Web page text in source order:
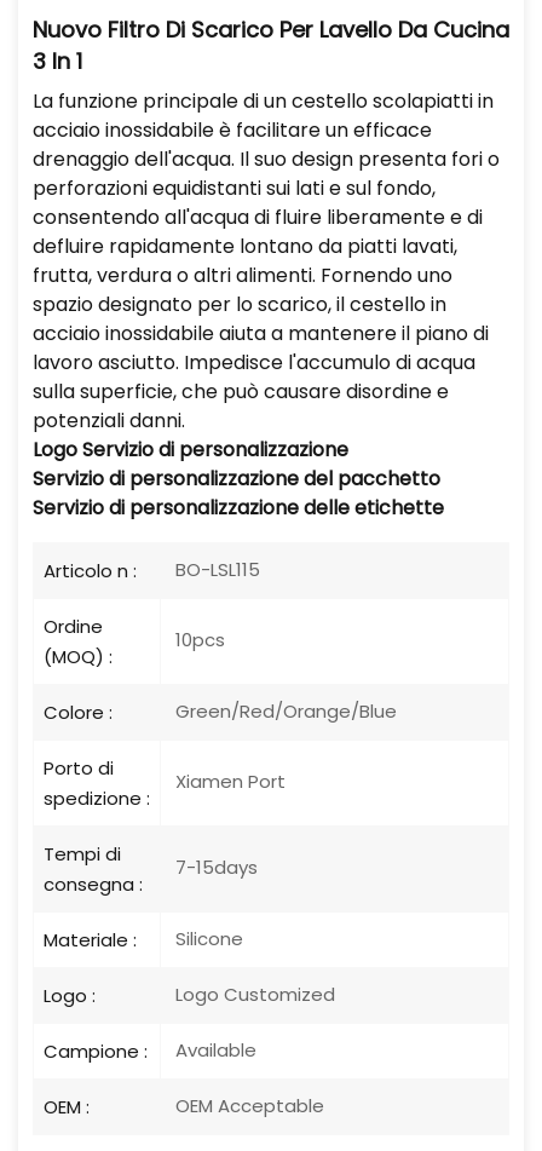
Nuovo Filtro Di Scarico Per Lavello Da Cucina
3 In 1
La funzione principale di un cestello scolapiatti in
acciaio inossidabile è facilitare un efficace
drenaggio dell'acqua. Il suo design presenta fori o
perforazioni equidistanti sui lati e sul fondo,
consentendo all'acqua di fluire liberamente e di
defluire rapidamente lontano da piatti lavati,
frutta, verdura o altri alimenti. Fornendo uno
spazio designato per lo scarico, il cestello in
acciaio inossidabile aiuta a mantenere il piano di
lavoro asciutto. Impedisce l'accumulo di acqua
sulla superficie, che può causare disordine e
potenziali danni.
LogoServizio di personalizzazione
Servizio di personalizzazione del pacchetto
Servizio di personalizzazione delle etichette
Articolo n : BO-LSL115
Ordine
(MOQ) :
10pcs
Colore : Green/Red/Orange/Blue
Porto di
spedizione :
Xiamen Port
Tempi di
consegna :
7-15days
Materiale : Silicone
Logo : Logo Customized
Campione : Available
OEM : OEM Acceptable